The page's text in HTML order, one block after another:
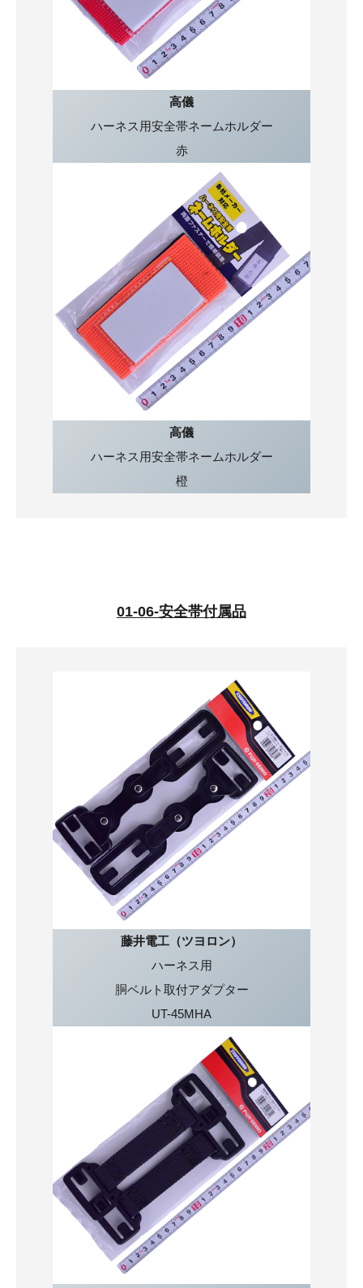
高儀
ハーネス用安全帯ネームホルダー
赤
高儀
ハーネス用安全帯ネームホルダー
橙
01-06-安全帯付属品
藤井電工（ツヨロン）
ハーネス用
胴ベルト取付アダプター
UT-45MHA